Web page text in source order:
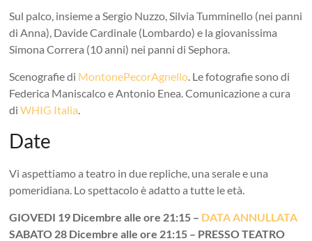
Sul palco, insieme a Sergio Nuzzo, Silvia Tumminello (nei panni
di Anna), Davide Cardinale (Lombardo) e la giovanissima
Simona Correra (10 anni) nei panni di Sephora.
Scenografie di MontonePecorAgnello. Le fotografie sono di
Federica Maniscalco e Antonio Enea. Comunicazione a cura
diWHIG Italia.
Date
Vi aspettiamo a teatro in due repliche, una serale e una
pomeridiana. Lo spettacolo è adatto a tutte le età.
GIOVEDI 19 Dicembre alle ore 21:15 – DATA ANNULLATA
SABATO 28 Dicembre alle ore 21:15 – PRESSO TEATRO